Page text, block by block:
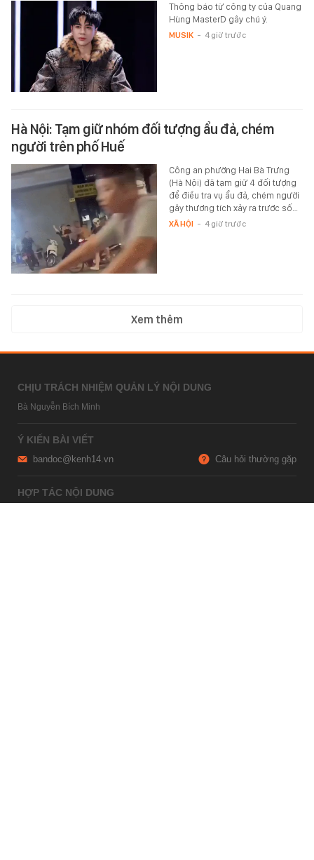
Thông báo từ công ty của Quang
Hùng MasterD gây chú ý.
MUSIK - 4 giờ trước
Hà Nội: Tạm giữ nhóm đối tượng ẩu đả, chém
người trên phố Huế
Công an phường Hai Bà Trưng
(Hà Nội) đã tạm giữ 4 đối tượng
để điều tra vụ ẩu đả, chém người
gây thương tích xảy ra trước số…
XÃ HỘI - 4 giờ trước
Xem thêm
CHỊU TRÁCH NHIỆM QUẢN LÝ NỘI DUNG
Bà Nguyễn Bích Minh
Ý KIẾN BÀI VIẾT
bandoc@kenh14.vn Câu hỏi thường gặp
HỢP TÁC NỘI DUNG